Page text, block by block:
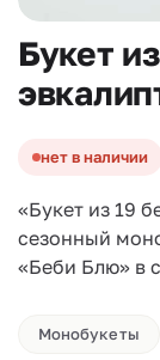
Букет
нет в наличии
«Букет из 19
сезонный
«Беби Блю» в
Монобукеты